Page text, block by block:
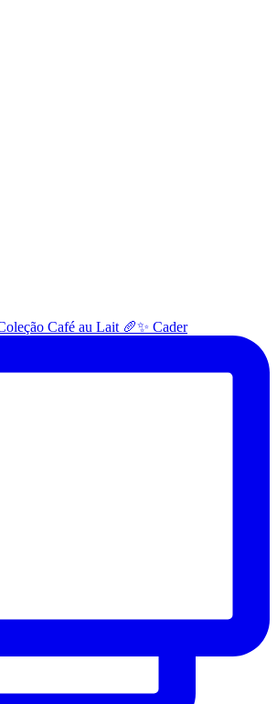
Café au Lait 🥖✨ Cader